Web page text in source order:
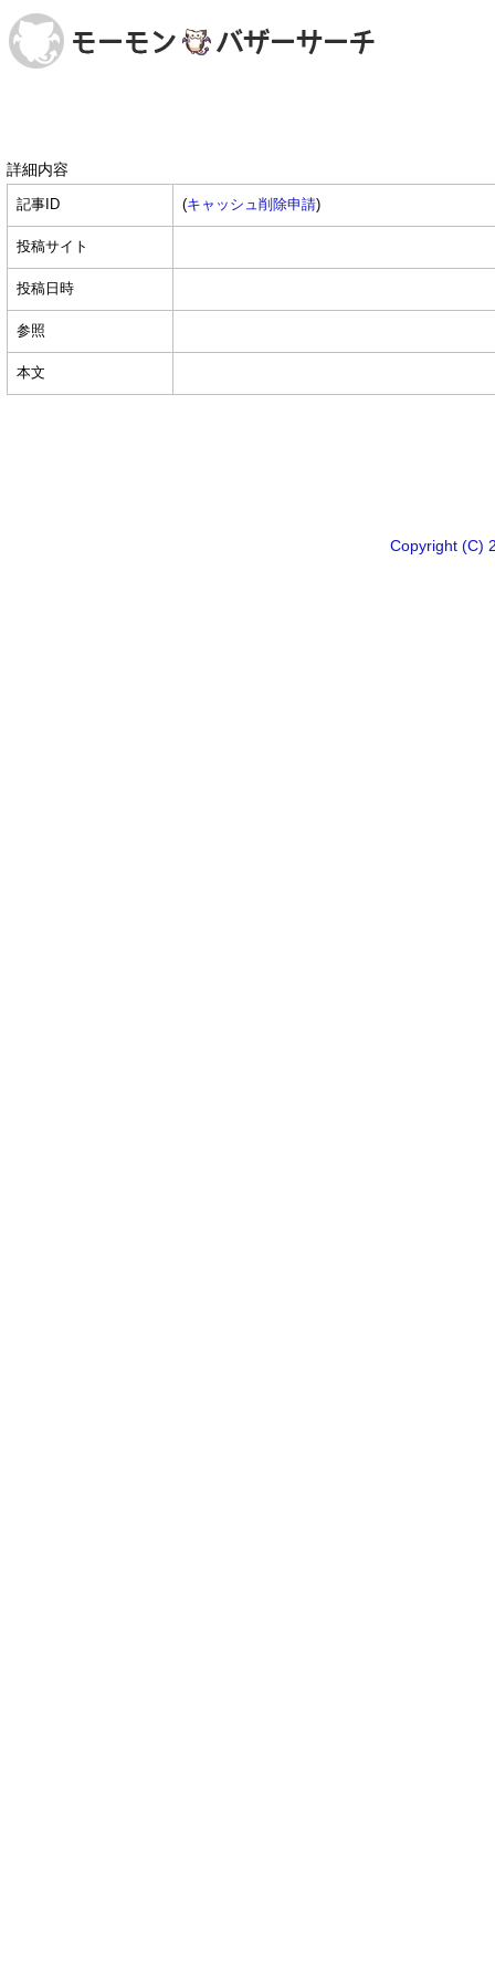
詳細内容
記事ID (キャッシュ削除申請)
投稿サイト
投稿日時
参照
本文
Copyright (C)